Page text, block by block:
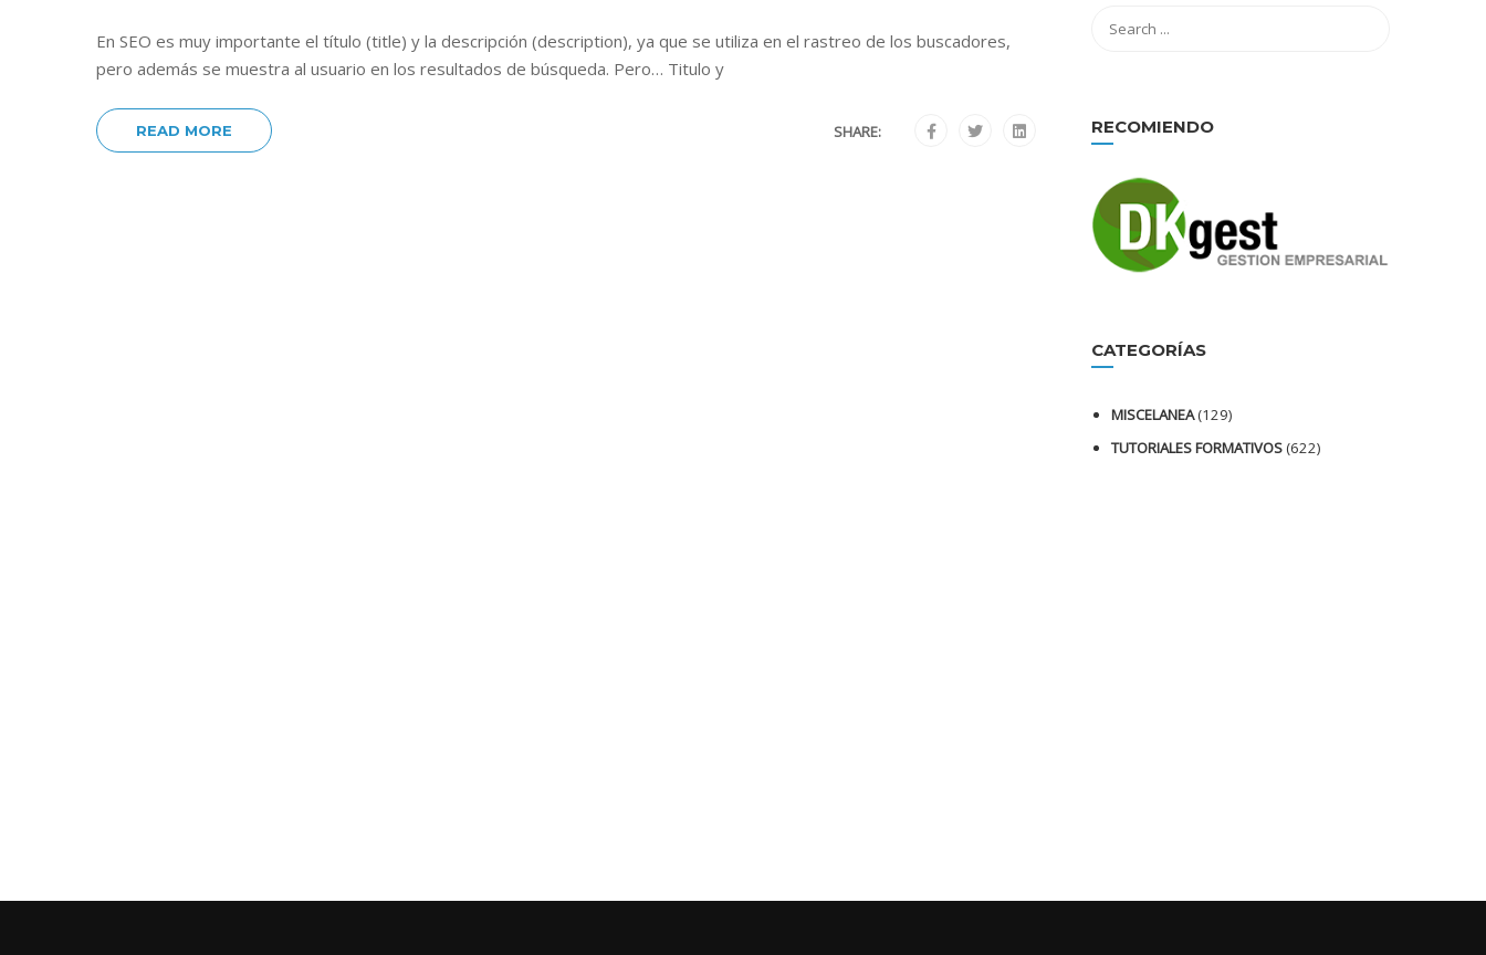
En SEO es muy importante el título (title) y la descripción (description), ya que se utiliza en el rastreo de los buscadores,
pero además se muestra al usuario en los resultados de búsqueda. Pero… Titulo y
READ MORE SHARE: RECOMIENDO
CATEGORÍAS
MISCELANEA(129)
TUTORIALES FORMATIVOS(622)